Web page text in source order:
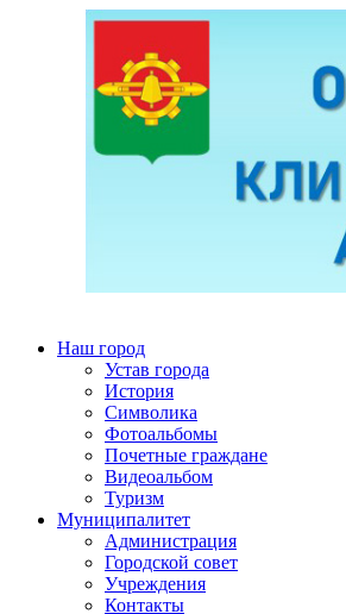
Наш город
Устав города
История
Символика
Фотоальбомы
Почетные граждане
Видеоальбом
Туризм
Муниципалитет
Администрация
Городской совет
Учреждения
Контакты